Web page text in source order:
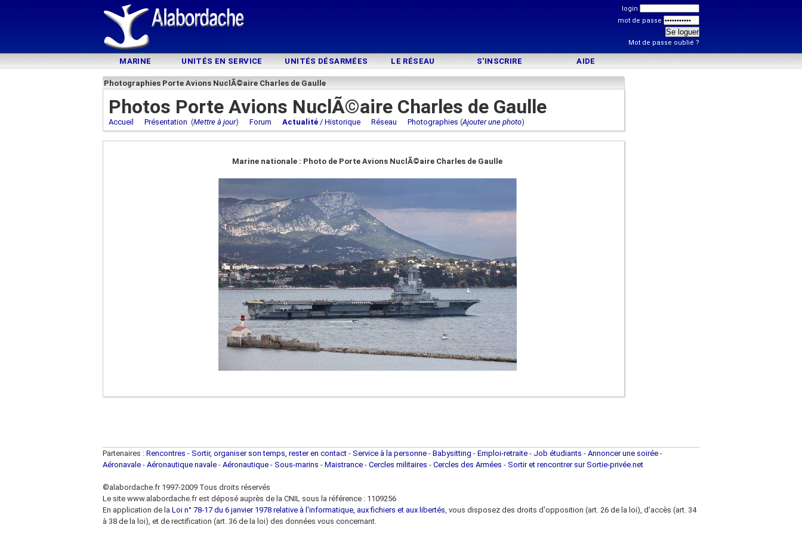
login
mot de passe
Mot de passe oublié ?
MARINE UNITÉS EN SERVICE UNITÉS DÉSARMÉES LE RÉSEAU S'INSCRIRE AIDE
Photographies Porte Avions NuclÃ©aire Charles de Gaulle
Photos Porte Avions NuclÃ©aire Charles de Gaulle
Accueil Présentation (Mettre à jour) Forum Actualité / Historique Réseau Photographies (Ajouter une photo)
Marine nationale : Photo de Porte Avions NuclÃ©aire Charles de Gaulle
Partenaires : Rencontres - Sortir, organiser son temps, rester en contact - Service à la personne - Babysitting - Emploi-retraite - Job étudiants - Annoncer une soirée -
Aéronavale - Aéronautique navale - Aéronautique - Sous-marins - Maistrance - Cercles militaires - Cercles des Armées - Sortir et rencontrer sur Sortie-privée.net
©alabordache.fr 1997-2009 Tous droits réservés
Le site www.alabordache.fr est déposé auprès de la CNIL sous la référence : 1109256
En application de la Loi n° 78-17 du 6 janvier 1978 relative à l'informatique, aux fichiers et aux libertés, vous disposez des droits d'opposition (art. 26 de la loi), d'accès (art. 34
à 38 de la loi), et de rectification (art. 36 de la loi) des données vous concernant.